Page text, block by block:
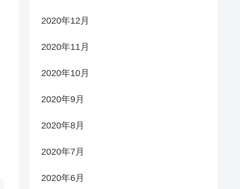
2020年12月
2020年11月
2020年10月
2020年9月
2020年8月
2020年7月
2020年6月